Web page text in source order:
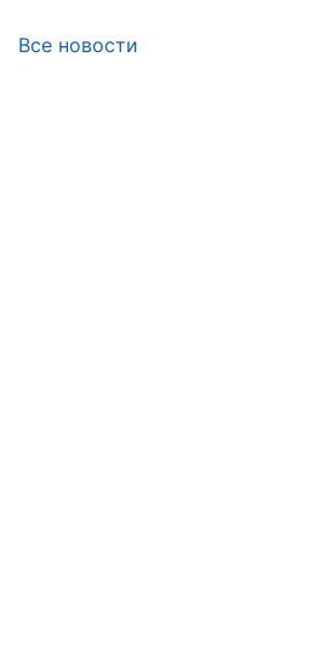
Все новости